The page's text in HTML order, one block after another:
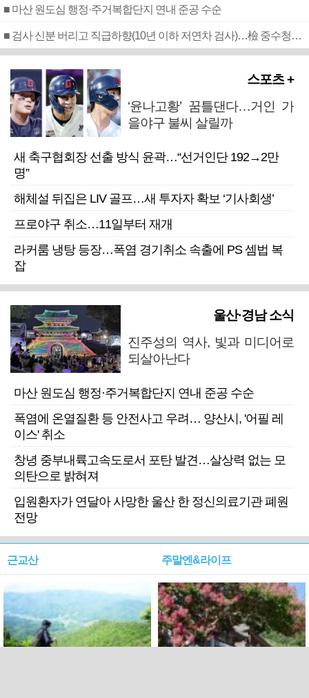
■ 마산 원도심 행정·주거복합단지 연내 준공 수순
■ 검사 신분 버리고 직급하향(10년 이하 저연차 검사)…檢 중수청행 기피
스포츠 +
‘윤나고황’ 꿈틀댄다…거인 가
을야구 불씨 살릴까
새 축구협회장 선출 방식 윤곽…“선거인단 192→2만
명”
해체설 뒤집은 LIV 골프…새 투자자 확보 ‘기사회생’
프로야구 취소…11일부터 재개
라커룸 냉탕 등장…폭염 경기취소 속출에 PS 셈법 복
잡
울산·경남 소식
진주성의 역사, 빛과 미디어로
되살아난다
마산 원도심 행정·주거복합단지 연내 준공 수순
폭염에 온열질환 등 안전사고 우려… 양산시, '어필 레
이스' 취소
창녕 중부내륙고속도로서 포탄 발견…살상력 없는 모
의탄으로 밝혀져
입원환자가 연달아 사망한 울산 한 정신의료기관 폐원
전망
근교산 주말엔&라이프